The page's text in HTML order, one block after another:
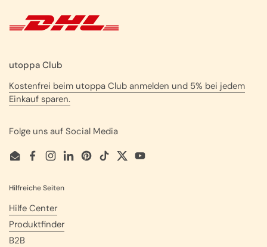
utoppa Club
Kostenfrei beim utoppa Club anmelden und 5% bei jedem
Einkauf sparen.
Folge uns auf Social Media
EmailFacebook
Instagram
LinkedInPinterest
TikTokTwitterYouTube
Hilfreiche Seiten
Hilfe Center
Produktfinder
B2B